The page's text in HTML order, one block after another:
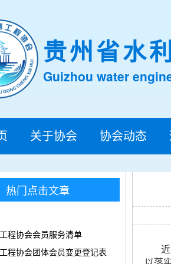
贵州省水
Guizhou water
关于协会 协会动态
热门点击文章
程协会会员服务清单
程协会团体会员变更登记表